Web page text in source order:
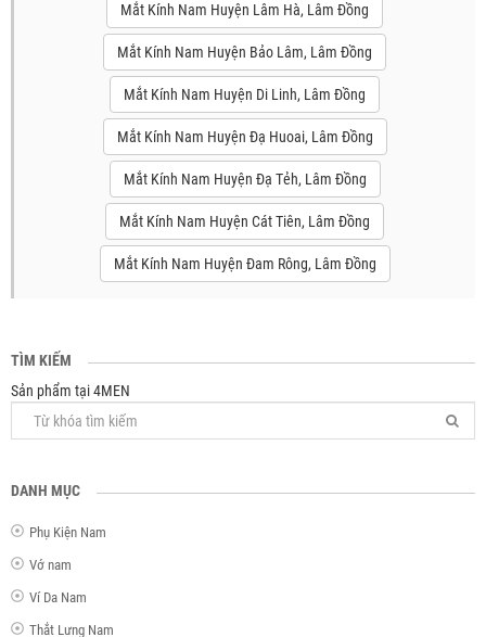
Mắt Kính Nam Huyện Lâm Hà, Lâm Đồng
Mắt Kính Nam Huyện Bảo Lâm, Lâm Đồng
Mắt Kính Nam Huyện Di Linh, Lâm Đồng
Mắt Kính Nam Huyện Đạ Huoai, Lâm Đồng
Mắt Kính Nam Huyện Đạ Tẻh, Lâm Đồng
Mắt Kính Nam Huyện Cát Tiên, Lâm Đồng
Mắt Kính Nam Huyện Đam Rông, Lâm Đồng
TÌM KIẾM
Sản phẩm tại 4MEN
DANH MỤC
Phụ Kiện Nam
Vớ nam
Ví Da Nam
Thắt Lưng Nam